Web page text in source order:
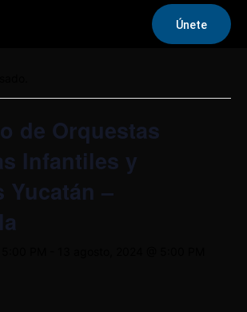
Únete
de Orquestas
Infantiles y
Yucatán –